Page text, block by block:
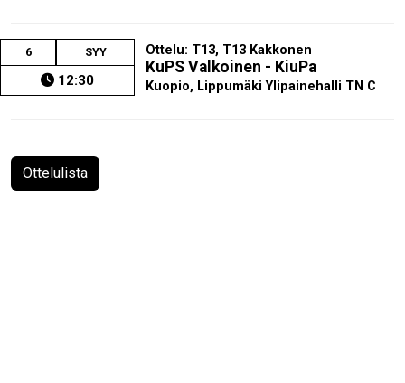
6 SYY
12:30
Ottelu: T13, T13 Kakkonen
KuPS Valkoinen - KiuPa
Kuopio, Lippumäki Ylipainehalli TN C
Ottelulista